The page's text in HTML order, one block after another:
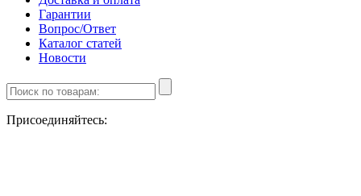
Гарантии
Вопрос/Ответ
Каталог статей
Новости
Присоединяйтесь: